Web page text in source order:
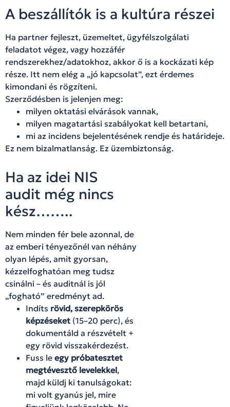
A beszállítók is a kultúra részei
Ha partner fejleszt, üzemeltet, ügyfélszolgálati
feladatot végez, vagy hozzáfér
rendszerekhez/adatokhoz, akkor ő is a kockázati kép
része. Itt nem elég a „jó kapcsolat”, ezt érdemes
kimondani és rögzíteni.
Szerződésben is jelenjen meg:
milyen oktatási elvárások vannak,
milyen magatartási szabályokat kell betartani,
mi az incidens bejelentésének rendje és határideje.
Ez nem bizalmatlanság. Ez üzembiztonság.
Ha az idei NIS
audit még nincs
kész……..
Nem minden fér bele azonnal, de
az emberi tényezőnél van néhány
olyan lépés, amit gyorsan,
kézzelfoghatóan meg tudsz
csinálni – és auditnál is jól
„fogható” eredményt ad.
Indíts rövid, szerepkörös
képzéseket (15–20 perc), és
dokumentáld a részvételt +
egy rövid visszakérdezést.
Fuss le egy próbatesztet
megtévesztő levelekkel,
majd küldj ki tanulságokat:
mi volt gyanús jel, mire